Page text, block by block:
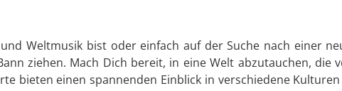
Weltmusik bist oder einfach auf der Suche nach einer
ziehen. Mach Dich bereit, in eine Welt abzutauchen, die
bieten einen spannenden Einblick in verschiedene